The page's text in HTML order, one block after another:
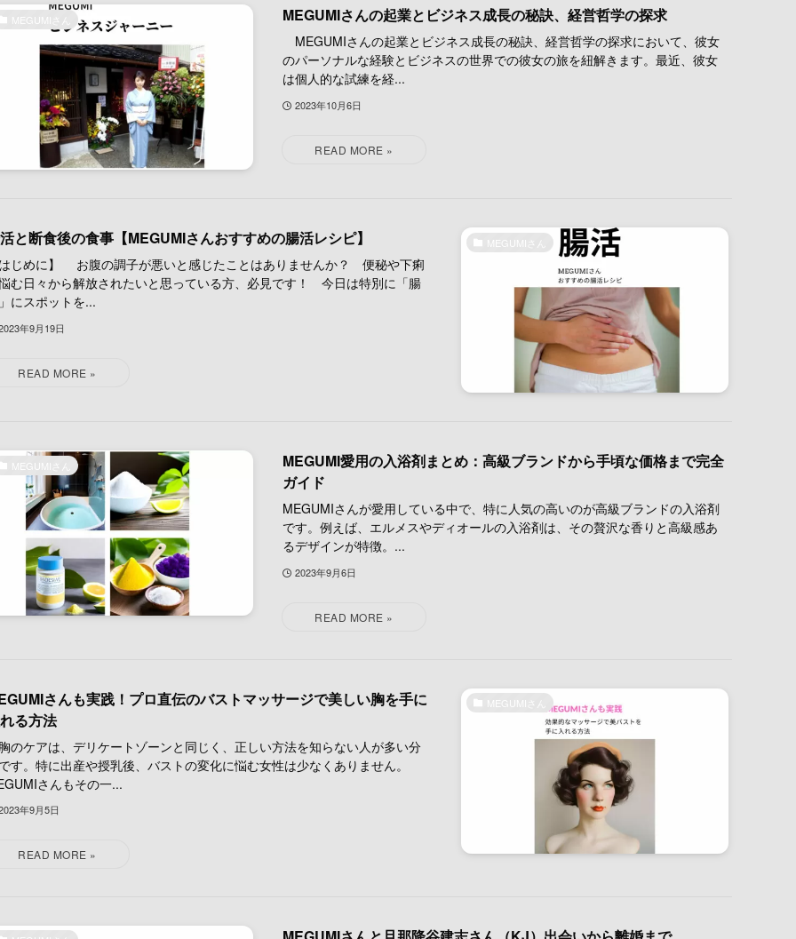
MEGUMIさん MEGUMIさんの起業とビジネス成長の秘訣、経営哲学の探求
MEGUMIさんの起業とビジネス成長の秘訣、経営哲学の探求において、彼女
のパーソナルな経験とビジネスの世界での彼女の旅を紐解きます。最近、彼女
は個人的な試練を経...
2023年10月6日
MEGUMIさん
と断食後の食事【MEGUMIさんおすすめの腸活レシピ】
はじめに】 お腹の調子が悪いと感じたことはありませんか？ 便秘や下痢
む日々から解放されたいと思っている方、必見です！ 今日は特別に「腸
にスポットを...
年9月19日
MEGUMIさん
MEGUMI愛用の入浴剤まとめ：高級ブランドから手頃な価格まで完全
ガイド
MEGUMIさんが愛用している中で、特に人気の高いのが高級ブランドの入浴剤
です。例えば、エルメスやディオールの入浴剤は、その贅沢な香りと高級感あ
るデザインが特徴。...
2023年9月6日
MEGUMIさん
さんも実践！プロ直伝のバストマッサージで美しい胸を手に
る方法
のケアは、デリケートゾーンと同じく、正しい方法を知らない人が多い分
す。特に出産や授乳後、バストの変化に悩む女性は少なくありません。
さんもその一...
年9月5日